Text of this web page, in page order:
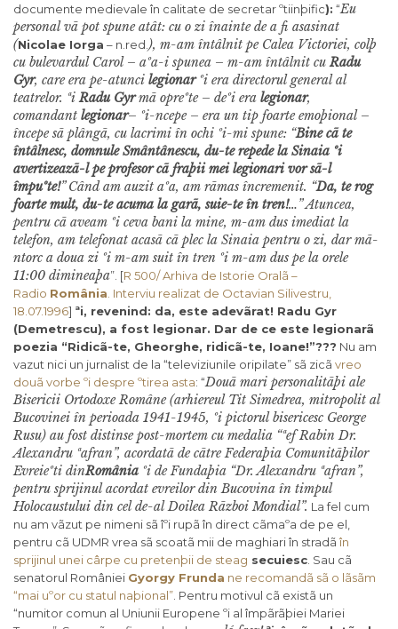
documente medievale în calitate de secretar ºtiinþific): “Eu
personal vã pot spune atât: cu o zi înainte de a fi asasinat
(Nicolae Iorga – n.red. ), m-am întâlnit pe Calea Victoriei, colþ
cu bulevardul Carol – aºa-i spunea – m-am întâlnit cuRadu
Gyr, care era pe-atunci legionarºi era directorul general al
teatrelor. ªiRadu Gyrmã opreºte – deºi era legionar,
comandant legionar– ºi-ncepe – era un tip foarte emoþional –
începe sã plângã, cu lacrimi în ochi ºi-mi spune: “Bine cã te
întâlnesc, domnule Smântânescu, du-te repede la Sinaia ºi
avertizeazã-l pe profesor cã fraþii mei legionari vor sã-l
împuºte!” Când am auzit aºa, am rãmas încremenit. “Da, te rog
foarte mult, du-te acuma la garã, suie-te în tren!…” Atuncea,
pentru cã aveam ºi ceva bani la mine, m-am dus imediat la
telefon, am telefonat acasã cã plec la Sinaia pentru o zi, dar mã-
ntorc a doua zi ºi m-am suit în tren ºi m-am dus pe la orele
11:00 dimineaþa”. [R 500/ Arhiva de Istorie Oralã –
Radio România . Interviu realizat de Octavian Silivestru,
18.07.1996] ªi, revenind: da, este adevãrat! Radu Gyr
(Demetrescu), a fost legionar. Dar de ce este legionarã
poezia “Ridicã-te, Gheorghe, ridicã-te, Ioane!”??? Nu am
vazut nici un jurnalist de la “televiziunile oripilate” sã zicã vreo
douã vorbe ºi despre ºtirea asta: “Douã mari personalitãþi ale
Bisericii Ortodoxe Române (arhiereul Tit Simedrea, mitropolit al
Bucovinei în perioada 1941-1945, ºi pictorul bisericesc George
Rusu) au fost distinse post-mortem cu medalia “ªef Rabin Dr.
Alexandru ªafran”, acordatã de cãtre Federaþia Comunitãþilor
Evreieºti dinRomânia ºi de Fundaþia “Dr. Alexandru ªafran”,
pentru sprijinul acordat evreilor din Bucovina în timpul
Holocaustului din cel de-al Doilea Rãzboi Mondial”. La fel cum
nu am vãzut pe nimeni sã îºi rupã în direct cãmaºa de pe el,
pentru cã UDMR vrea sã scoatã mii de maghiari în stradã în
sprijinul unei cârpe cu pretenþii de steag secuiesc . Sau cã
senatorul României Gyorgy Frunda ne recomandã sã o lãsãm
“mai uºor cu statul naþional” . Pentru motivul cã existã un
“numitor comun al Uniunii Europene ºi al împãrãþiei Mariei